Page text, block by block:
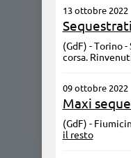
13 ottobre 2022
(GdF) - Torino
corsa.
09 ottobre 2022
Maxi
(GdF) -
il resto